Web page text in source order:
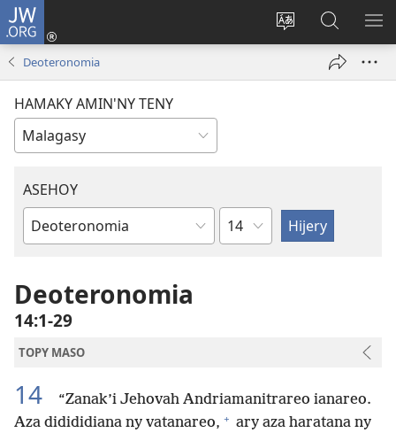
JW.ORG
Hiova
Hiditra
(manokatra
ato
Amin’ny
Deoteronomia
HAMAKY AMIN'NY TENY
ASEHOY
Boky
Amin’ny
Baiboly
Toko
Deoteronomia
14:1-29
TOPY MASO
14
“Zanak’i Jehovah Andriamanitrareo ianareo.
Aza didididiana ny vatanareo, + ary aza haratana ny